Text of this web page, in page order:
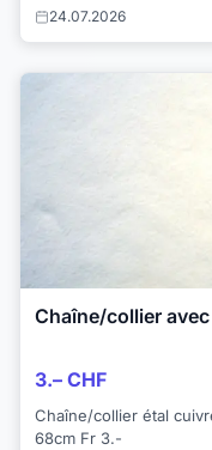
24.07.2026
Chaîne/collier
3.– CHF
Chaîne/collier étal
68cm Fr 3.-